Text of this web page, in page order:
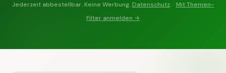
Jederzeit abbestellbar. Keine Werbung. Datenschutz. · Mit Themen-
Filter anmelden →